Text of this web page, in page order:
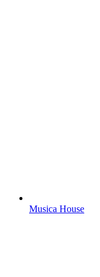
Musica House